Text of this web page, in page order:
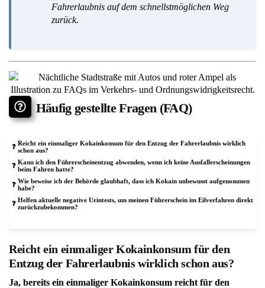
Fahrerlaubnis auf dem schnellstmöglichen Weg
zurück.
Häufig gestellte Fragen (FAQ)
Reicht ein einmaliger Kokainkonsum für den Entzug der Fahrerlaubnis wirklich
schon aus?
Kann ich den Führerscheinentzug abwenden, wenn ich keine Ausfallerscheinungen
beim Fahren hatte?
Wie beweise ich der Behörde glaubhaft, dass ich Kokain unbewusst aufgenommen
habe?
Helfen aktuelle negative Urintests, um meinen Führerschein im Eilverfahren direkt
zurückzubekommen?
Reicht ein einmaliger Kokainkonsum für den
Entzug der Fahrerlaubnis wirklich schon aus?
Ja, bereits ein einmaliger Kokainkonsum reicht für den